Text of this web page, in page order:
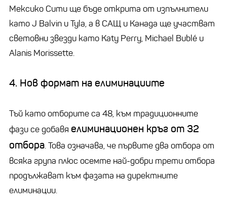
Мексико Сити ще бъде открита от изпълнители
като J Balvin и Tyla, а в САЩ и Канада ще участват
световни звезди като Katy Perry, Michael Bublé и
Alanis Morissette.
4. Нов формат на елиминациите
Тъй като отборите са 48, към традиционните
фази се добавя елиминационен кръг от 32
отбора. Това означава, че първите два отбора от
всяка група плюс осемте най-добри трети отбора
продължават към фазата на директните
елиминации.